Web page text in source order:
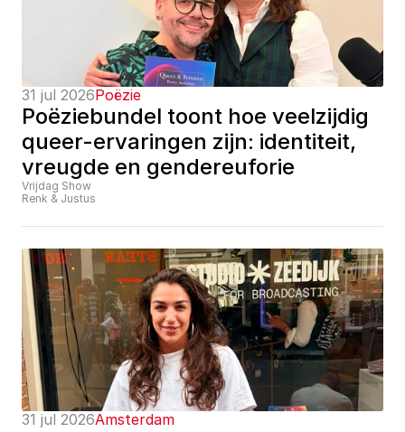
31 jul 2026Poëzie
Poëziebundel toont hoe veelzijdig
queer-ervaringen zijn: identiteit,
vreugde en gendereuforie
Vrijdag Show
Renk & Justus
31 jul 2026Amsterdam